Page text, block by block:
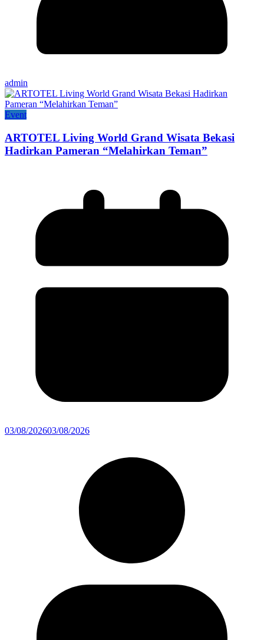
admin
Event
ARTOTEL Living World Grand Wisata Bekasi
Hadirkan Pameran “Melahirkan Teman”
03/08/202603/08/2026